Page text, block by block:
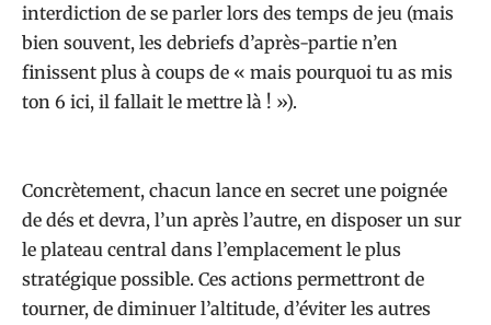
interdiction de se parler lors des temps de jeu (mais
bien souvent, les debriefs d’après-partie n’en
finissent plus à coups de « mais pourquoi tu as mis
ton 6 ici, il fallait le mettre là ! »).
Concrètement, chacun lance en secret une poignée
de dés et devra, l’un après l’autre, en disposer un sur
le plateau central dans l’emplacement le plus
stratégique possible. Ces actions permettront de
tourner, de diminuer l’altitude, d’éviter les autres